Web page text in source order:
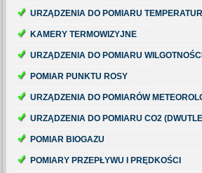
URZĄDZENIA DO POMIARU
KAMERY TERMOWIZYJNE
URZĄDZENIA DO POMIARU WILGOTNOŚCI
POMIAR PUNKTU ROSY
URZĄDZENIA DO POMIARÓW
URZĄDZENIA DO POMIARU CO2
POMIAR BIOGAZU
POMIARY PRZEPŁYWU I PRĘDKOŚCI